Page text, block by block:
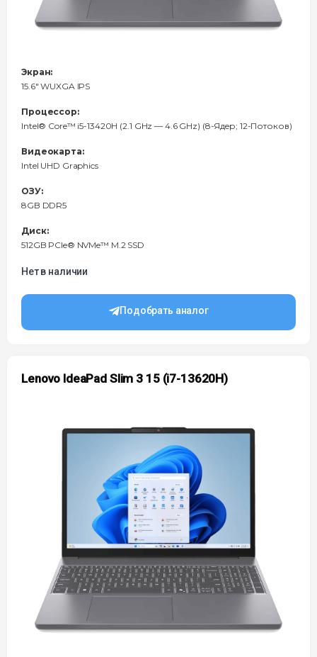
Экран:
15.6" WUXGA IPS
Процессор:
Intel® Core™ i5-13420H (2.1 GHz — 4.6 GHz) (8-Ядeр; 12-Потоков)
Видеокарта:
Intel UHD Graphics
ОЗУ:
8GB DDR5
Диск:
512GB PCIe® NVMe™ M.2 SSD
Нет в наличии
Подобрать аналог
Lenovo IdeaPad Slim 3 15 (i7-13620H)